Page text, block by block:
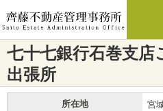
七十七銀行石巻支
出張所
所在地 宮